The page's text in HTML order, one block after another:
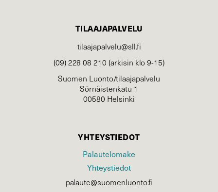
TILAAJAPALVELU
tilaajapalvelu@sll.fi
(09) 228 08 210 (arkisin klo 9-15)
Suomen Luonto/tilaajapalvelu
Sörnäistenkatu 1
00580 Helsinki
YHTEYSTIEDOT
Palautelomake
Yhteystiedot
palaute@suomenluonto.fi